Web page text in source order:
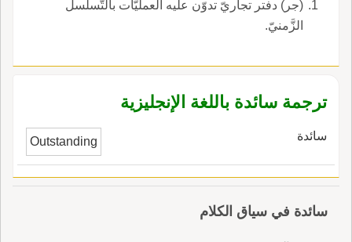
(جر) دفتر تجاريّ تدوّن عليه العمليّات بالتَّسلسل
الزَّمنيّ.
ترجمة سائدة باللغة الإنجليزية
سائدة Outstanding
سائدة في سياق الكلام